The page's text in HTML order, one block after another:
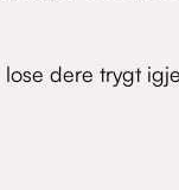
lose dere trygt